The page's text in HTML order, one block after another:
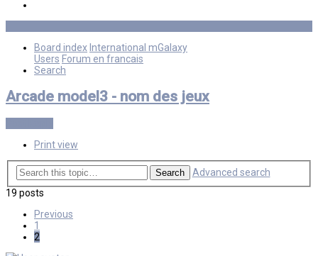
Board index International mGalaxy
Users Forum en francais
Search
Arcade model3 - nom des jeux
Print view
Search
Advanced search
19 posts
Previous
1
2